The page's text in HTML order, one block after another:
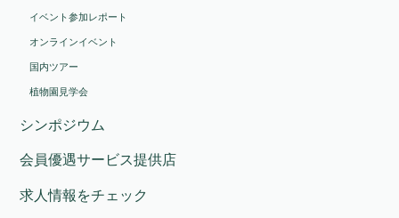
イベント参加レポート
オンラインイベント
国内ツアー
植物園見学会
シンポジウム
会員優遇サービス提供店
求人情報をチェック